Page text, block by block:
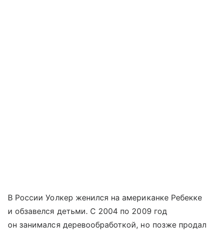
В России Уолкер женился на американке Ребекке
и обзавелся детьми. С 2004 по 2009 год
он занимался деревообработкой, но позже продал